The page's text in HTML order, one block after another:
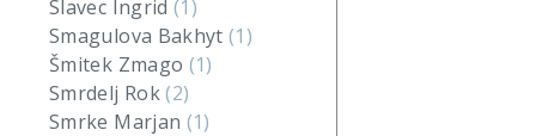
Slavec Ingrid(1)
Smagulova Bakhyt(1)
Šmitek Zmago (1)
Smrdelj Rok(2)
Smrke Marjan (1)